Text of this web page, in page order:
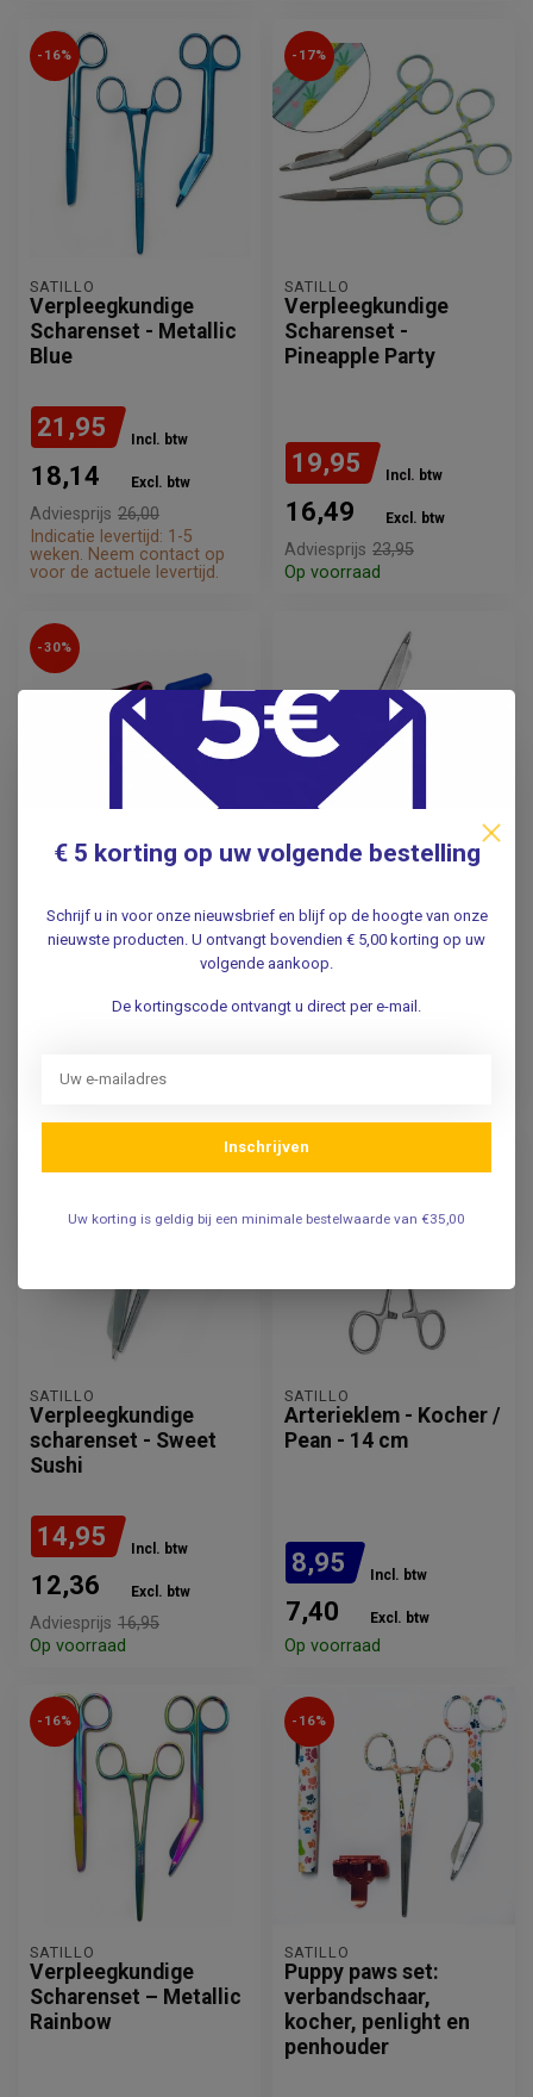
-16%
SATILLO
Verpleegkundige
Scharenset - Metallic
Blue
21,95 Incl. btw
18,14 Excl. btw
Adviesprijs 26,00
Indicatie levertijd: 1-5
weken. Neem contact op
voor de actuele levertijd.
-17%
SATILLO
Verpleegkundige
Scharenset -
Pineapple Party
19,95 Incl. btw
16,49 Excl. btw
Adviesprijs 23,95
Op voorraad
-30%
Silicone met print
Op voorraad
- 16cm
11,95
SATILLO
Verpleegkundige
scharenset - Sweet
Sushi
14,95 Incl. btw
12,36 Excl. btw
Adviesprijs 16,95
Op voorraad
SATILLO
Arterieklem - Kocher /
Pean - 14 cm
8,95 Incl. btw
7,40 Excl. btw
Op voorraad
-16%
SATILLO
Verpleegkundige
Scharenset – Metallic
Rainbow
-16%
SATILLO
Puppy paws set:
verbandschaar,
kocher, penlight en
penhouder
€ 5 korting op uw volgende bestelling
Schrijf u in voor onze nieuwsbrief en blijf op de hoogte van onze
nieuwste producten. U ontvangt bovendien € 5,00 korting op uw
volgende aankoop.
De kortingscode ontvangt u direct per e-mail.
Inschrijven
Uw korting is geldig bij een minimale bestelwaarde van €35,00